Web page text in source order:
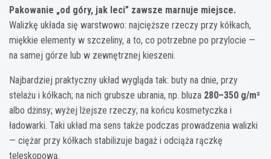
Pakowanie „od góry, jak leci” zawsze marnuje miejsce.
Walizkę układa się warstwowo: najcięższe rzeczy przy kółkach,
miękkie elementy w szczeliny, a to, co potrzebne po przylocie —
na samej górze lub w zewnętrznej kieszeni.
Najbardziej praktyczny układ wygląda tak: buty na dnie, przy
stelażu i kółkach; na nich grubsze ubrania, np. bluza 280–350 g/m²
albo dżinsy; wyżej lżejsze rzeczy; na końcu kosmetyczka i
ładowarki. Taki układ ma sens także podczas prowadzenia walizki
— ciężar przy kółkach stabilizuje bagaż i odciąża rączkę
teleskopową.